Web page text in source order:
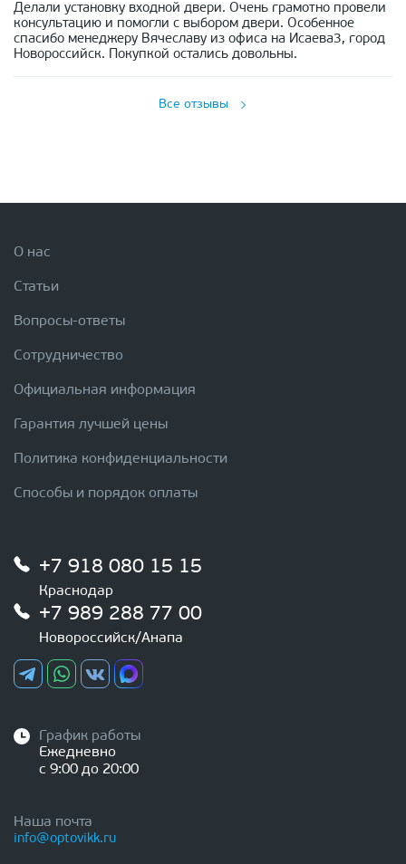
Делали установку входной двери. Очень грамотно провели
консультацию и помогли с выбором двери. Особенное
спасибо менеджеру Вячеславу из офиса на Исаева3, город
Новороссийск. Покупкой остались довольны.
Все отзывы
О нас
Статьи
Вопросы-ответы
Сотрудничество
Официальная информация
Гарантия лучшей цены
Политика конфиденциальности
Способы и порядок оплаты
+7 918 080 15 15
Краснодар
+7 989 288 77 00
Новороссийск/Анапа
График работы
Ежедневно
с 9:00 до 20:00
Наша почта
info@optovikk.ru